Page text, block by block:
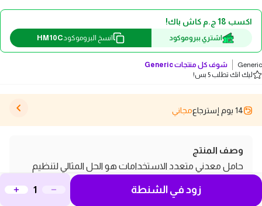
اكسب 18 ج.م كاش باك!
اشتري ببروموكود انسخ البروموكود HM10C
Generic شوف كل منتجاتGeneric
ليك انك تطلب 5 بس!
14 يوم إسترجاع مجاني
وصف المنتج
حامل معدني متعدد الاستخدامات هو الحل المثالي لتنظيم
أغطية الحلل والصواني والأطباق في مطبخك. مصنوع من
زود في الشنطة